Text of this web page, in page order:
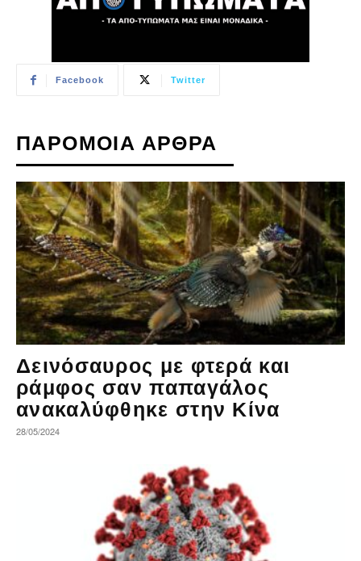
Facebook Twitter
ΠΑΡΟΜΟΙΑ ΑΡΘΡΑ
Δεινόσαυρος με φτερά και
ράμφος σαν παπαγάλος
ανακαλύφθηκε στην Κίνα
28/05/2024